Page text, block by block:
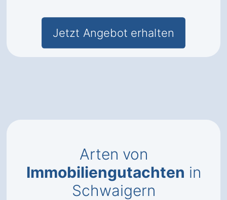
Jetzt Angebot erhalten
Arten von
Immobiliengutachten in
Schwaigern